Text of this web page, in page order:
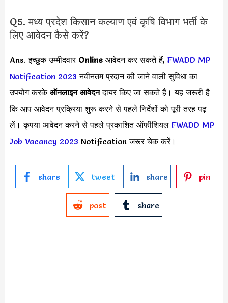
Q5. मध्य प्रदेश किसान कल्याण एवं कृषि विभाग भर्ती के
लिए आवेदन कैसे करें?
Ans. इच्छुक उम्मीदवार Online आवेदन कर सकते हैं, FWADD MP
Notification 2023 नवीनतम प्रदान की जाने वाली सुविधा का
उपयोग करके ऑनलाइन आवेदनदायर किए जा सकते हैं। यह जरूरी है
कि आप आवेदन प्रक्रिया शुरू करने से पहले निर्देशों को पूरी तरह पढ़
लें। कृपया आवेदन करने से पहले प्रकाशित ऑफीशियल FWADD MP
Job Vacancy 2023 Notification जरूर चेक करें।
share tweet share pin
post share